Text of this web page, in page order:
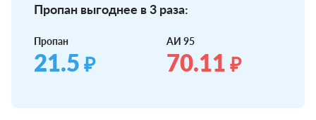
Пропан выгоднее в 3 раза:
Пропан
21.5 ₽
АИ 95
70.11 ₽